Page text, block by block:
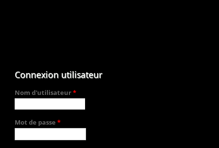
Connexion utilisateur
Nom d'utilisateur*
Mot de passe *